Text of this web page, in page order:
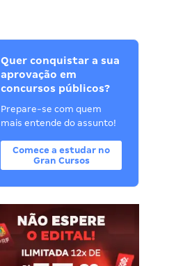
Quer conquistar a sua
aprovação em
concursos públicos?
Prepare-se com quem
mais entende do assunto!
Comece a estudar no
Gran Cursos